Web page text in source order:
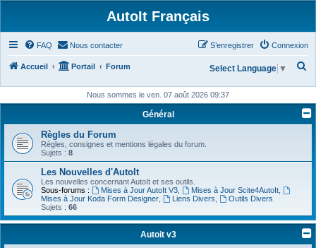
AutoIt Français
FAQ Nous contacter Connexion
S’enregistrer
Accueil Portail Forum
h
r
Select Language ▼
Nous sommes le ven. 07 août 2026 09:37
Général
Règles du Forum
Règles, consignes et mentions légales du forum.
Sujets : 8
Les Nouvelles d'AutoIt
Les nouvelles concernant AutoIt et ses outils.
Sous-forums :
Mises à Jour AutoIt V3, Mises à Jour Scite4AutoIt,
Mises à Jour Koda Form Designer
Liens Divers
Outils Divers
Sujets : 66
Autoit v3